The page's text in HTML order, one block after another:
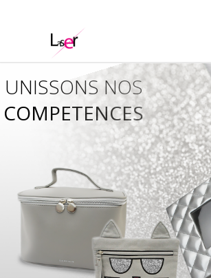
COMPETENCES
UNISSONS NOS